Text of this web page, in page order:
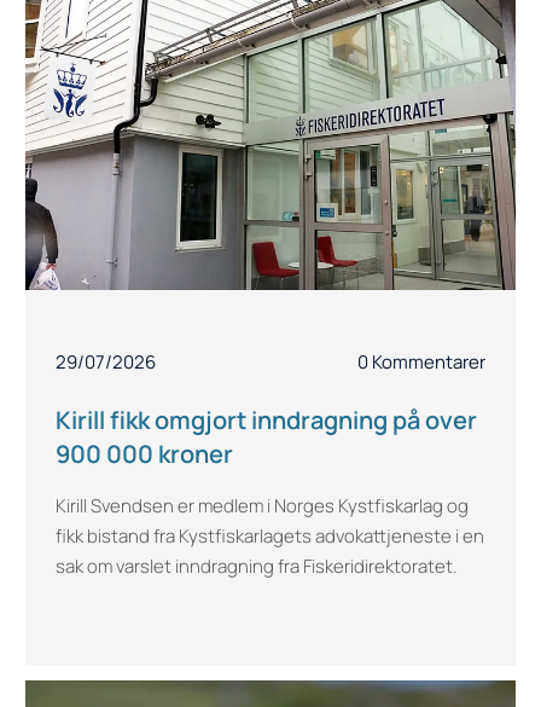
29/07/2026 0 Kommentarer
Kirill fikk omgjort inndragning på over
900 000 kroner
Kirill Svendsen er medlem i Norges Kystfiskarlag og
fikk bistand fra Kystfiskarlagets advokattjeneste i en
sak om varslet inndragning fra Fiskeridirektoratet.